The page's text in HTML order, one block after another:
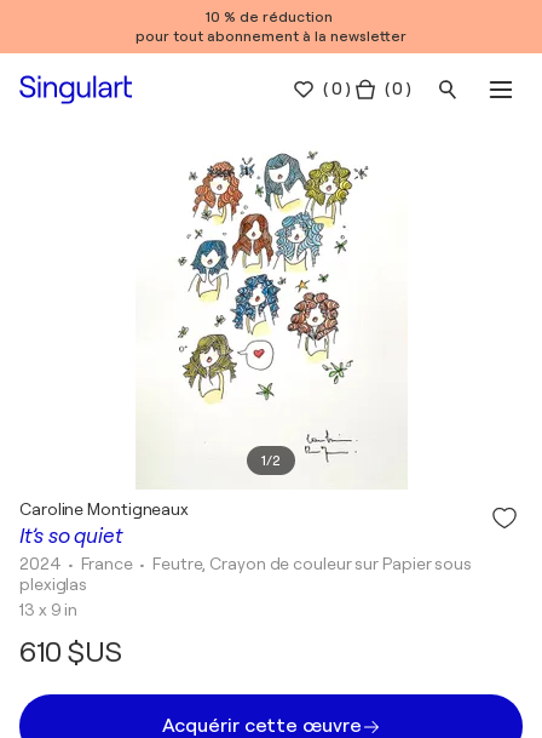
10 % de réduction
pour tout abonnement à la newsletter
(0 ) ( 0 )
1/2
It’s so quiet
Caroline Montigneaux
2024 • France • Feutre, Crayon de couleur sur Papier sous
plexiglas
13 x 9 in
610 $US
Acquérir cette œuvre